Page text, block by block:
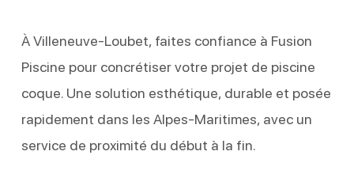
À Villeneuve-Loubet, faites confiance à Fusion
Piscine pour concrétiser votre projet de piscine
coque. Une solution esthétique, durable et posée
rapidement dans les Alpes-Maritimes, avec un
service de proximité du début à la fin.